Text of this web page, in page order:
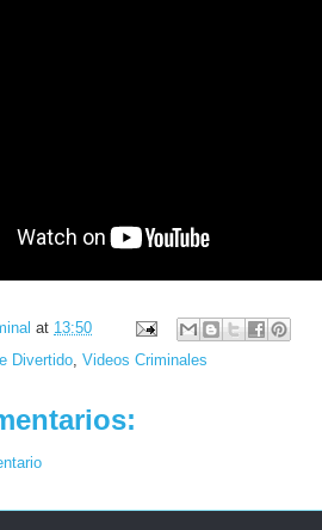
at 13:50
Divertido, Videos Criminales